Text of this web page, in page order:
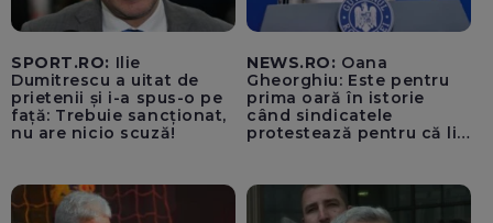
SPORT.RO: Ilie
Dumitrescu a uitat de
prietenii și i-a spus-o pe
față: Trebuie sancționat,
nu are nicio scuză!
NEWS.RO: Oana
Gheorghiu: Este pentru
prima oară în istorie
când sindicatele
protestează pentru că li
copiii din curtea școlii
care fac bullying